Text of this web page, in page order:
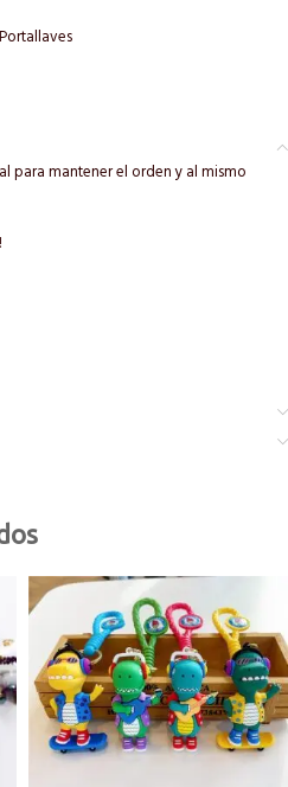
Portallaves
para mantener el orden y al mismo